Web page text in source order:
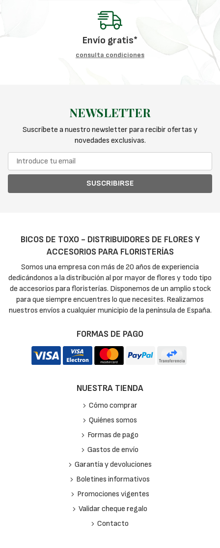
Envío gratis*
consulta condiciones
NEWSLETTER
Suscríbete a nuestro newsletter para recibir ofertas y
novedades exclusivas.
SUSCRIBIRSE
BICOS DE TOXO - DISTRIBUIDORES DE FLORES Y
ACCESORIOS PARA FLORISTERÍAS
Somos una empresa con más de 20 años de experiencia
dedicándonos a la distribución al por mayor de flores y todo tipo
de accesorios para floristerías. Disponemos de un amplio stock
para que siempre encuentres lo que necesites. Realizamos
nuestros envíos a cualquier municipio de la península de España.
FORMAS DE PAGO
NUESTRA TIENDA
Cómo comprar
Quiénes somos
Formas de pago
Gastos de envío
Garantía y devoluciones
Boletines informativos
Promociones vigentes
Validar cheque regalo
Contacto